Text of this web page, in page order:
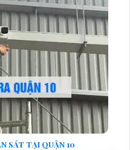
SÁT TẠI QUẬN 10